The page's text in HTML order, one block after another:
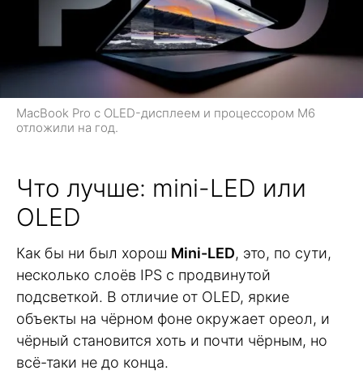
MacBook Pro c OLED-дисплеем и процессором M6
отложили на год.
Что лучше: mini-LED или
OLED
Как бы ни был хорош Mini-LED, это, по сути,
несколько слоёв IPS с продвинутой
подсветкой. В отличие от OLED, яркие
объекты на чёрном фоне окружает ореол, и
чёрный становится хоть и почти чёрным, но
всё-таки не до конца.